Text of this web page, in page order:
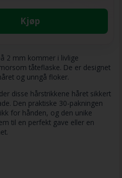
Kjøp
2 mm kommer i livlige
tåteflaske. De er designet
og unngå floker.
disse hårstrikkene håret sikkert
Den praktiske 30-pakningen
for hånden, og den unike
til en perfekt gave eller en